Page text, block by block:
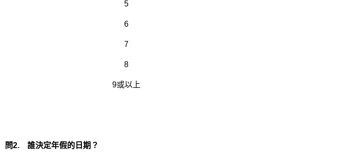
5
6
7
8
9或以上
問2.
誰決定年假的日期？